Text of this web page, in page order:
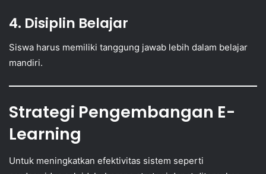
4. Disiplin Belajar
Siswa harus memiliki tanggung jawab lebih dalam belajar
mandiri.
Strategi Pengembangan E-
Learning
Untuk meningkatkan efektivitas sistem seperti